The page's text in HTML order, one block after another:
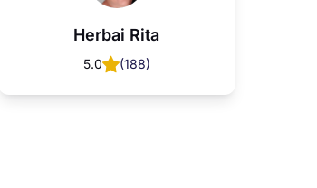
Herbai Rita
5.0 (188)